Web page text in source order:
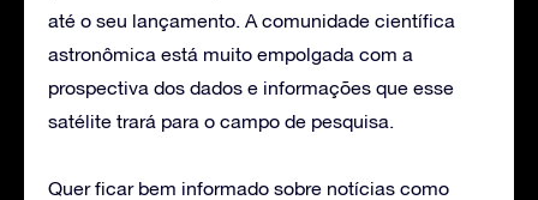
até o seu lançamento. A comunidade científica
astronômica está muito empolgada com a
prospectiva dos dados e informações que esse
satélite trará para o campo de pesquisa.
Quer ficar bem informado sobre notícias como